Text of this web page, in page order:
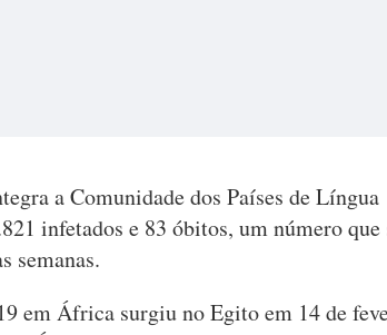
a Comunidade dos Países de Língua
infetados e 83 óbitos, um número que
semanas.
em África surgiu no Egito em 14 de